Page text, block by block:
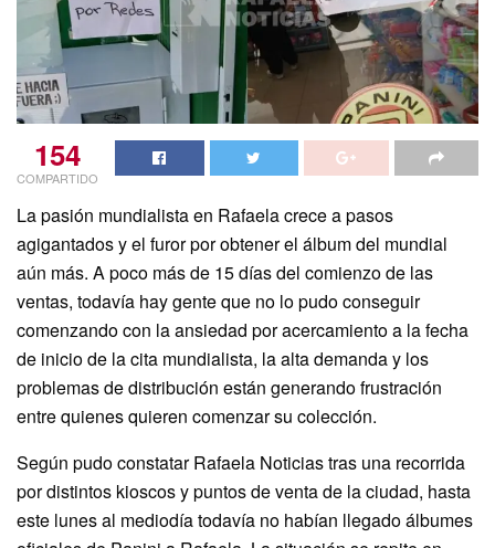
154
COMPARTIDO
La pasión mundialista en Rafaela crece a pasos
agigantados y el furor por obtener el álbum del mundial
aún más. A poco más de 15 días del comienzo de las
ventas, todavía hay gente que no lo pudo conseguir
comenzando con la ansiedad por acercamiento a la fecha
de inicio de la cita mundialista, la alta demanda y los
problemas de distribución están generando frustración
entre quienes quieren comenzar su colección.
Según pudo constatar Rafaela Noticias tras una recorrida
por distintos kioscos y puntos de venta de la ciudad, hasta
este lunes al mediodía todavía no habían llegado álbumes